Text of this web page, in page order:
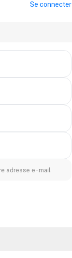
Se connecter
adresse e-mail.